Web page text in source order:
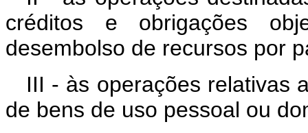
créditos e obrigações
desembolso de recursos por
III - às operações relativas
de bens de uso pessoal ou